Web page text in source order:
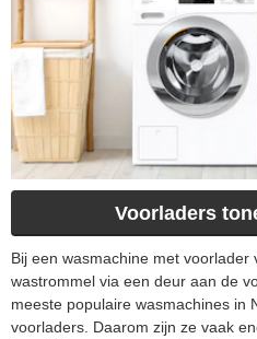
Voorladers
Bij een wasmachine met voorlader
wastrommel via een deur aan de
meeste populaire wasmachines in
voorladers. Daarom zijn ze vaak